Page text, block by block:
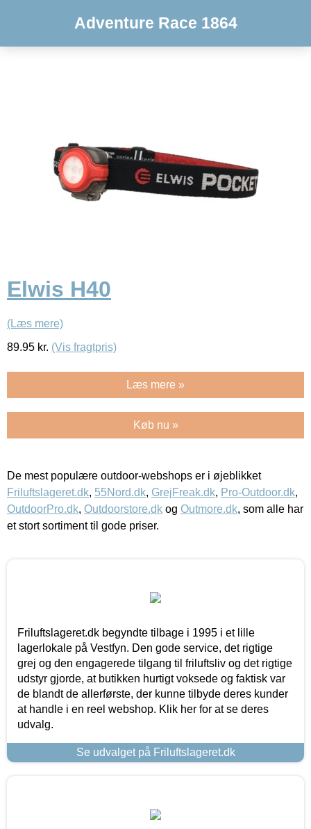
Adventure Race 1864
Elwis H40
(Læs mere)
89.95 kr. (Vis fragtpris)
Læs mere »
Køb nu »
De mest populære outdoor-webshops er i øjeblikket
Friluftslageret.dk, 55Nord.dk, GrejFreak.dk, Pro-Outdoor.dk,
OutdoorPro.dk, Outdoorstore.dk og Outmore.dk, som alle har
et stort sortiment til gode priser.
Friluftslageret.dk begyndte tilbage i 1995 i et lille
lagerlokale på Vestfyn. Den gode service, det rigtige
grej og den engagerede tilgang til friluftsliv og det rigtige
udstyr gjorde, at butikken hurtigt voksede og faktisk var
de blandt de allerførste, der kunne tilbyde deres kunder
at handle i en reel webshop. Klik her for at se deres
udvalg.
Se udvalget på Friluftslageret.dk